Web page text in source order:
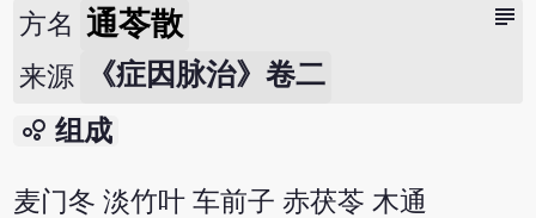
subject
方名 通苓散
来源 《症因脉治》卷二
bubble_chart 组成
麦门冬 淡竹叶 车前子 赤茯苓 木通